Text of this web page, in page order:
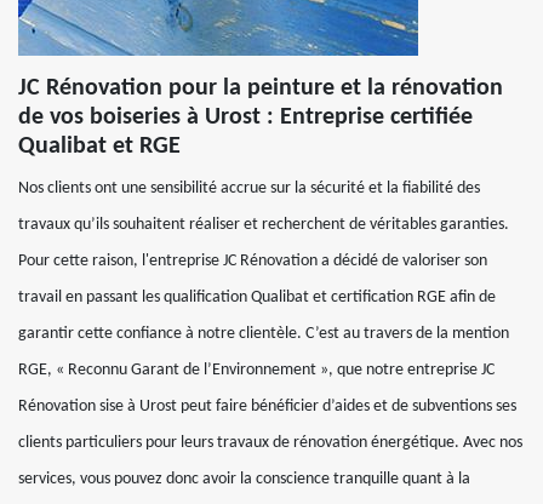
JC Rénovation pour la peinture et la rénovation
de vos boiseries à Urost : Entreprise certifiée
Qualibat et RGE
Nos clients ont une sensibilité accrue sur la sécurité et la fiabilité des
travaux qu’ils souhaitent réaliser et recherchent de véritables garanties.
Pour cette raison, l'entreprise JC Rénovation a décidé de valoriser son
travail en passant les qualification Qualibat et certification RGE afin de
garantir cette confiance à notre clientèle. C’est au travers de la mention
RGE, « Reconnu Garant de l’Environnement », que notre entreprise JC
Rénovation sise à Urost peut faire bénéficier d’aides et de subventions ses
clients particuliers pour leurs travaux de rénovation énergétique. Avec nos
services, vous pouvez donc avoir la conscience tranquille quant à la